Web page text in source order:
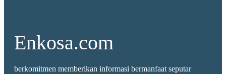
Enkosa.com
berkomitmen memberikan informasi bermanfaat seputar